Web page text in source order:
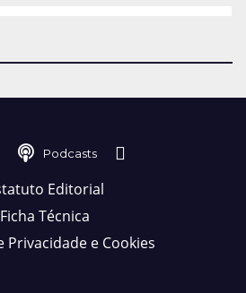
Podcasts
Editorial
Ficha Técnica
Privacidade e Cookies